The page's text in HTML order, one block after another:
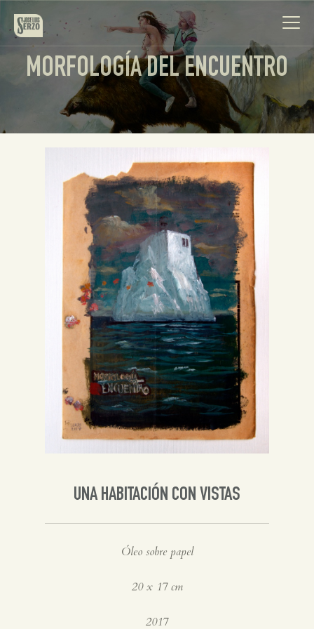
Obra
Biografía
Noticias
Contacto
Español
Inglés
MORFOLOGÍA DEL ENCUENTRO
UNA HABITACIÓN CON VISTAS
Óleo sobre papel
20 x 17 cm
2017